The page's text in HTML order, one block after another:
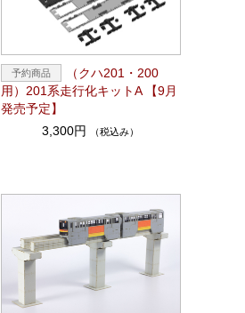
（クハ201・200
用）201系走行化キットA 【9月
発売予定】
3,300円
（税込み）